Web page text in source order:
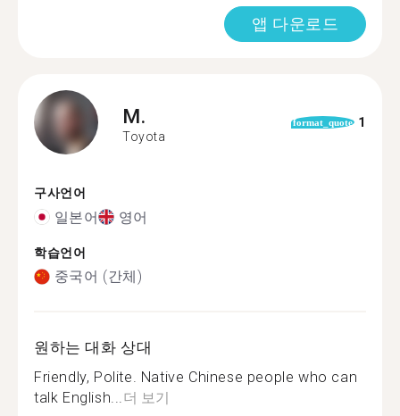
앱 다운로드
M.
Toyota
format_quote 1
구사언어
일본어 영어
학습언어
중국어 (간체)
원하는 대화 상대
Friendly, Polite. Native Chinese people who can
talk English...더 보기